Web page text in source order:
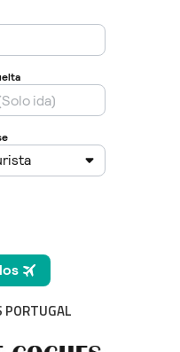
PORTUGAL